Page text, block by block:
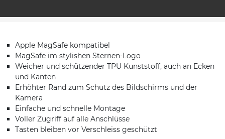
Apple MagSafe kompatibel
MagSafe im stylishen Sternen-Logo
Weicher und schützender TPU Kunststoff, auch an Ecken
und Kanten
Erhöhter Rand zum Schutz des Bildschirms und der
Kamera
Einfache und schnelle Montage
Voller Zugriff auf alle Anschlüsse
Tasten bleiben vor Verschleiss geschützt